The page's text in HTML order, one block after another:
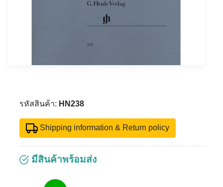
รหัสสินค้า: HN238
Shipping information & Return policy
มีสินค้าพร้อมส่ง